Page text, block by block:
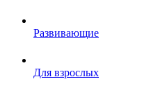
Развивающие
Для взрослых